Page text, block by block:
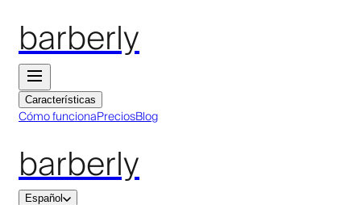
barberly
Características
Cómo funcionaPreciosBlog
barberly
Español